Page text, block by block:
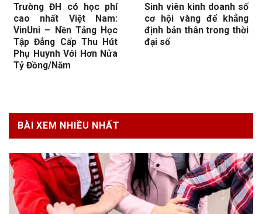
Trường ĐH có học phí
cao nhất Việt Nam:
VinUni – Nền Tảng Học
Tập Đẳng Cấp Thu Hút
Phụ Huynh Với Hơn Nửa
Tỷ Đồng/Năm
Sinh viên kinh doanh số
cơ hội vàng để khẳng
định bản thân trong thời
đại số
BÀI XEM NHIỀU NHẤT